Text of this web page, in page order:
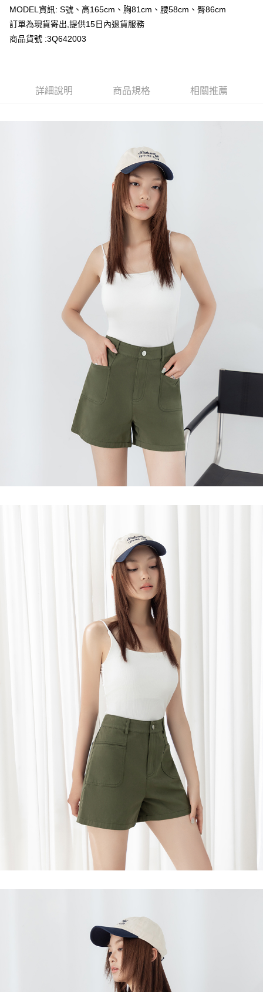
運送方式
全家取貨付款
每筆NT$80，滿NT$699(含以上)免運費
每筆NT$80，滿NT$699(含以上)免運費
每筆NT$120，滿NT$699(含以上)免運費
MODEL資訊: S號、高165cm、胸81cm、腰58cm、臀86cm
訂單為現貨寄出,提供15日內退貨服務
商品貨號 :3Q642003
詳細說明 商品規格 相關推薦